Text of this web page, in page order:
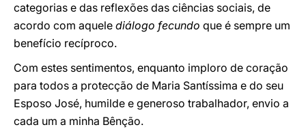
categorias e das reflexões das ciências sociais, de
acordo com aquele diálogo fecundo que é sempre um
benefício recíproco.
Com estes sentimentos, enquanto imploro de coração
para todos a protecção de Maria Santíssima e do seu
Esposo José, humilde e generoso trabalhador, envio a
cada um a minha Bênção.